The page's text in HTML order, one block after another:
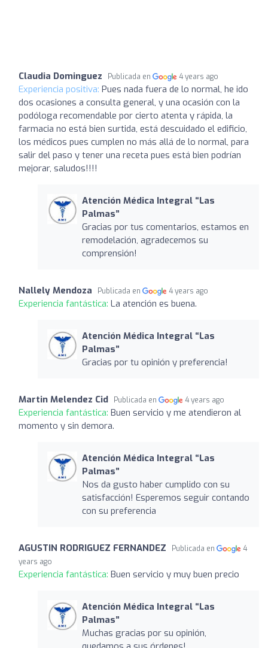
Claudia Dominguez Publicada en 4 years ago
Experiencia positiva: Pues nada fuera de lo normal, he ido
dos ocasiones a consulta general, y una ocasión con la
podóloga recomendable por cierto atenta y rápida, la
farmacia no está bien surtida, está descuidado el edificio,
los médicos pues cumplen no más allá de lo normal, para
salir del paso y tener una receta pues está bien podrían
mejorar, saludos!!!!
Atención Médica Integral “Las
Palmas”
Gracias por tus comentarios, estamos en
remodelación, agradecemos su
comprensión!
Nallely Mendoza Publicada en 4 years ago
Experiencia fantástica: La atención es buena.
Atención Médica Integral “Las
Palmas”
Gracias por tu opinión y preferencia!
Martin Melendez Cid Publicada en 4 years ago
Experiencia fantástica: Buen servicio y me atendieron al
momento y sin demora.
Atención Médica Integral “Las
Palmas”
Nos da gusto haber cumplido con su
satisfacción! Esperemos seguir contando
con su preferencia
AGUSTIN RODRIGUEZ FERNANDEZ Publicada en
4
years ago
Experiencia fantástica: Buen servicio y muy buen precio
Atención Médica Integral “Las
Palmas”
Muchas gracias por su opinión,